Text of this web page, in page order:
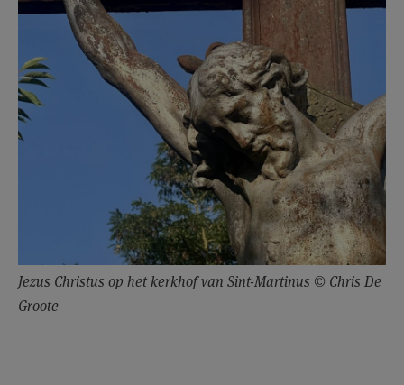
Jezus Christus op het kerkhof van Sint-Martinus © Chris De
Groote